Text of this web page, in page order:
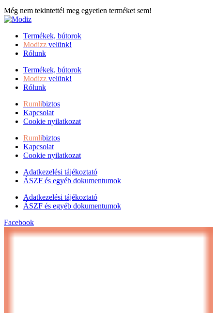
Még nem tekintettél meg egyetlen terméket sem!
Termékek, bútorok
Modizz velünk!
Rólunk
Termékek, bútorok
Modizz velünk!
Rólunk
Rumlibiztos
Kapcsolat
Cookie nyilatkozat
Rumlibiztos
Kapcsolat
Cookie nyilatkozat
Adatkezelési tájékoztató
ÁSZF és egyéb dokumentumok
Adatkezelési tájékoztató
ÁSZF és egyéb dokumentumok
Facebook